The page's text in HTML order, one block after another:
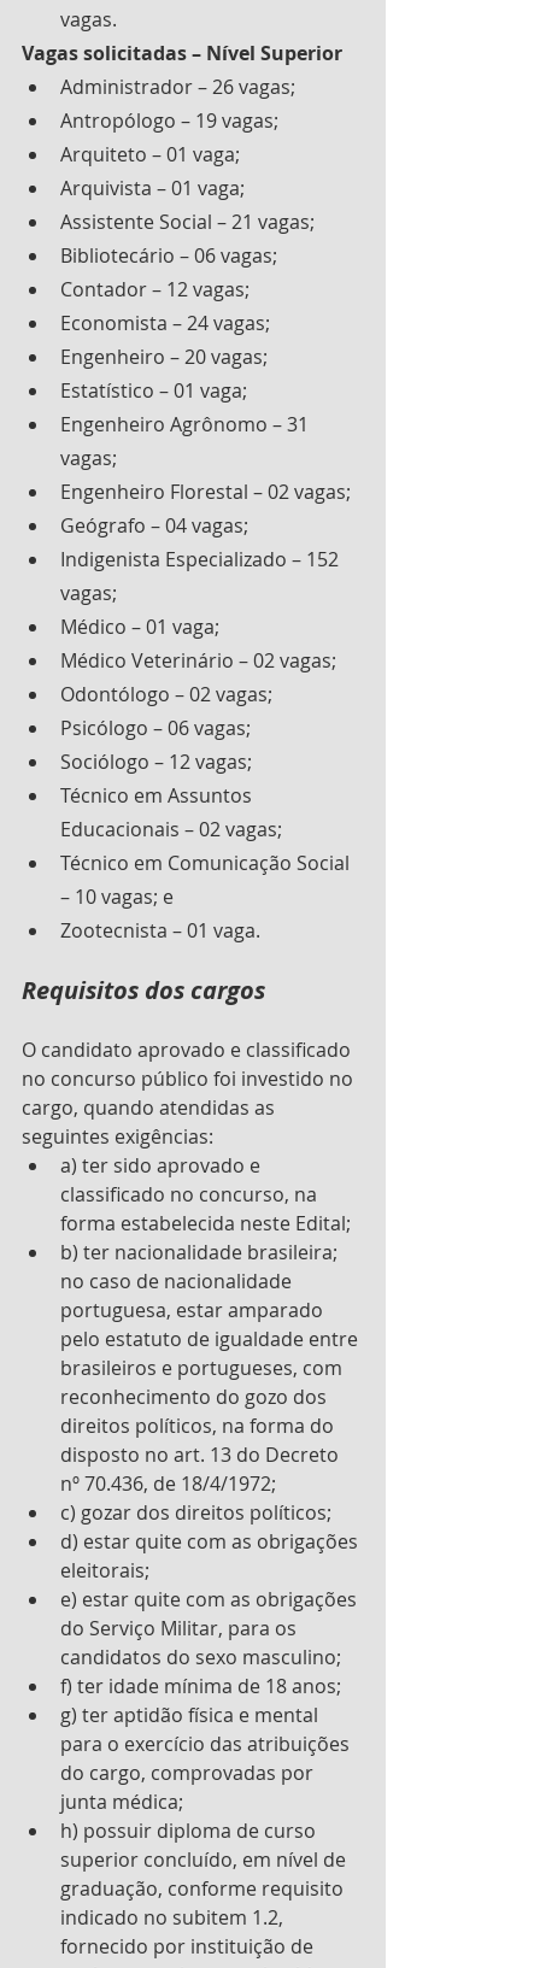
vagas.
Vagas solicitadas – Nível Superior
Administrador – 26 vagas;
Antropólogo – 19 vagas;
Arquiteto – 01 vaga;
Arquivista – 01 vaga;
Assistente Social – 21 vagas;
Bibliotecário – 06 vagas;
Contador – 12 vagas;
Economista – 24 vagas;
Engenheiro – 20 vagas;
Estatístico – 01 vaga;
Engenheiro Agrônomo – 31
vagas;
Engenheiro Florestal – 02 vagas;
Geógrafo – 04 vagas;
Indigenista Especializado – 152
vagas;
Médico – 01 vaga;
Médico Veterinário – 02 vagas;
Odontólogo – 02 vagas;
Psicólogo – 06 vagas;
Sociólogo – 12 vagas;
Técnico em Assuntos
Educacionais – 02 vagas;
Técnico em Comunicação Social
– 10 vagas; e
Zootecnista – 01 vaga.
Requisitos dos cargos
O candidato aprovado e classificado
no concurso público foi investido no
cargo, quando atendidas as
seguintes exigências:
a) ter sido aprovado e
classificado no concurso, na
forma estabelecida neste Edital;
b) ter nacionalidade brasileira;
no caso de nacionalidade
portuguesa, estar amparado
pelo estatuto de igualdade entre
brasileiros e portugueses, com
reconhecimento do gozo dos
direitos políticos, na forma do
disposto no art. 13 do Decreto
nº 70.436, de 18/4/1972;
c) gozar dos direitos políticos;
d) estar quite com as obrigações
eleitorais;
e) estar quite com as obrigações
do Serviço Militar, para os
candidatos do sexo masculino;
f) ter idade mínima de 18 anos;
g) ter aptidão física e mental
para o exercício das atribuições
do cargo, comprovadas por
junta médica;
h) possuir diploma de curso
superior concluído, em nível de
graduação, conforme requisito
indicado no subitem 1.2,
fornecido por instituição de